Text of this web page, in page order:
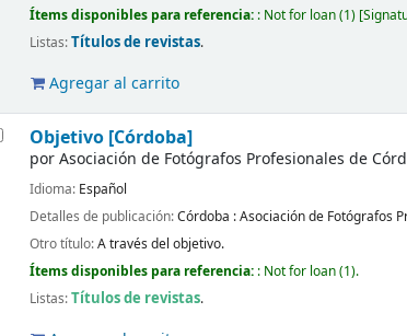
Ítems disponibles para referencia: : Not for loan(1)
Listas:Títulos de revistas.
Agregar al carrito
Objetivo [Córdoba]
porAsociación de Fotógrafos Profesionales de
Idioma: Español
Detalles de publicación:Córdoba :Asociación de Fotógrafos
Otro título:A través del objetivo.
Ítems disponibles para referencia: : Not for loan(1).
Listas:Títulos de revistas.